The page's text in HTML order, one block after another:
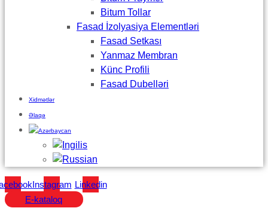
Bitum Tollar
Fasad İzolyasiya Elementləri
Fasad Setkası
Yanmaz Membran
Künc Profili
Fasad Dubelləri
Xidmətlər
Əlaqə
Instagram Linkedin
E-kataloq